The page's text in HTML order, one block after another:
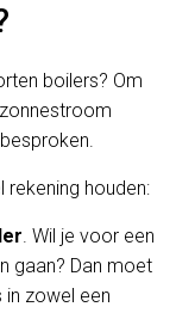
boilers? Om
houden:
. Wil je voor een
gaan? Dan moet
zowel een